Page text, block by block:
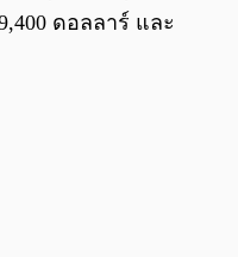
ดอลลาร์ และ